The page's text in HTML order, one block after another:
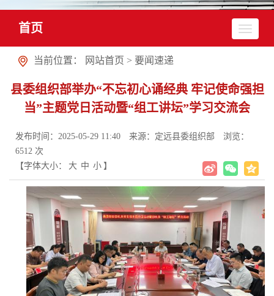
首页
当前位置： 网站首页 > 要闻速递
县委组织部举办“不忘初心诵经典 牢记使命强担
当”主题党日活动暨“组工讲坛”学习交流会
发布时间：2025-05-29 11:40 来源：定远县委组织部
浏览：
6512 次
【字体大小：
大 中 小 】